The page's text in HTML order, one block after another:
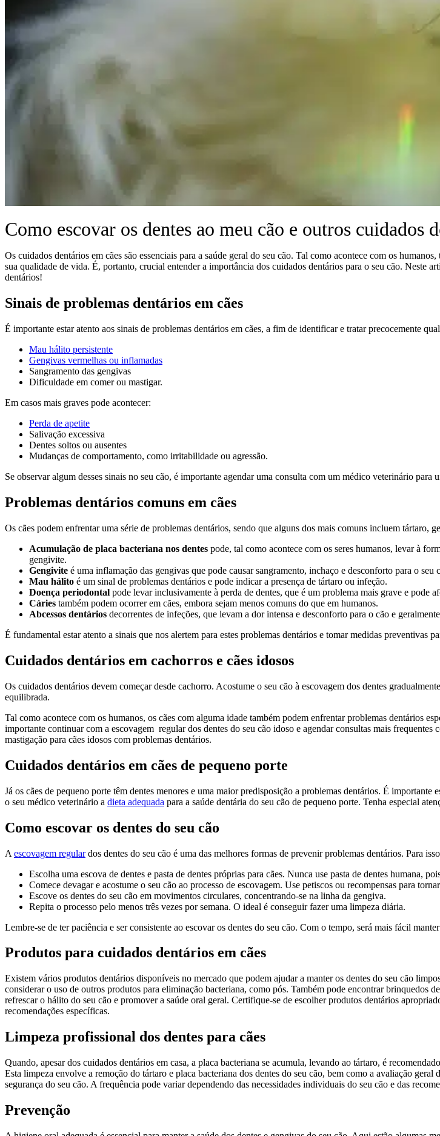
Como escovar os dentes ao meu cão e outros cuidados
Os cuidados dentários em cães são essenciais para a saúde geral do seu cão. Tal como acontece com os
sua qualidade de vida. É, portanto, crucial entender a importância dos cuidados dentários para o seu cão. Neste
dentários!
Sinais de problemas dentários em cães
É importante estar atento aos sinais de problemas dentários em cães, a fim de identificar e tratar precocemente
Mau hálito persistente
Gengivas vermelhas ou inflamadas
Sangramento das gengivas
Dificuldade em comer ou mastigar.
Em casos mais graves pode acontecer:
Perda de apetite
Salivação excessiva
Dentes soltos ou ausentes
Mudanças de comportamento, como irritabilidade ou agressão.
Se observar algum desses sinais no seu cão, é importante agendar uma consulta com um médico veterinário para
Problemas dentários comuns em cães
Os cães podem enfrentar uma série de problemas dentários, sendo que alguns dos mais comuns incluem tártaro,
Acumulação de placa bacteriana nos dentes pode, tal como acontece com os seres humanos, levar à
gengivite.
Gengivite é uma inflamação das gengivas que pode causar sangramento, inchaço e desconforto para o seu
Mau hálito é um sinal de problemas dentários e pode indicar a presença de tártaro ou infeção.
Doença periodontal pode levar inclusivamente à perda de dentes, que é um problema mais grave e pode
Cáries também podem ocorrer em cães, embora sejam menos comuns do que em humanos.
Abcessos dentários decorrentes de infeções, que levam a dor intensa e desconforto para o cão e
É fundamental estar atento a sinais que nos alertem para estes problemas dentários e tomar medidas preventivas
Cuidados dentários em cachorros e cães idosos
Os cuidados dentários devem começar desde cachorro. Acostume o seu cão à escovagem dos dentes
equilibrada.
Tal como acontece com os humanos, os cães com alguma idade também podem enfrentar problemas dentários
importante continuar com a escovagem regular dos dentes do seu cão idoso e agendar consultas mais
mastigação para cães idosos com problemas dentários.
Cuidados dentários em cães de pequeno porte
Já os cães de pequeno porte têm dentes menores e uma maior predisposição a problemas dentários. É
o seu médico veterinário a dieta adequada para a saúde dentária do seu cão de pequeno porte. Tenha especial
Como escovar os dentes do seu cão
A escovagem regulardos dentes do seu cão é uma das melhores formas de prevenir problemas dentários. Para
Escolha uma escova de dentes e pasta de dentes próprias para cães. Nunca use pasta de dentes humana,
Comece devagar e acostume o seu cão ao processo de escovagem. Use petiscos ou recompensas para
Escove os dentes do seu cão em movimentos circulares, concentrando-se na linha da gengiva.
Repita o processo pelo menos três vezes por semana. O ideal é conseguir fazer uma limpeza diária.
Lembre-se de ter paciência e ser consistente ao escovar os dentes do seu cão. Com o tempo, será mais fácil
Produtos para cuidados dentários em cães
Existem vários produtos dentários disponíveis no mercado que podem ajudar a manter os dentes do seu cão
considerar o uso de outros produtos para eliminação bacteriana, como pós. Também pode encontrar brinquedos
refrescar o hálito do seu cão e promover a saúde oral geral. Certifique-se de escolher produtos dentários
recomendações específicas.
Limpeza profissional dos dentes para cães
Quando, apesar dos cuidados dentários em casa, a placa bacteriana se acumula, levando ao tártaro, é
Esta limpeza envolve a remoção do tártaro e placa bacteriana dos dentes do seu cão, bem como a avaliação
segurança do seu cão. A frequência pode variar dependendo das necessidades individuais do seu cão e das
Prevenção